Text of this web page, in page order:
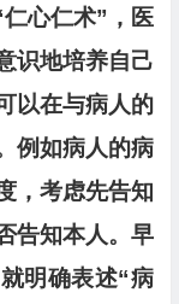
心仁术”，医
识地培养自己
以在与病人的
例如病人的病
，考虑先告知
告知本人。早
明确表述“病